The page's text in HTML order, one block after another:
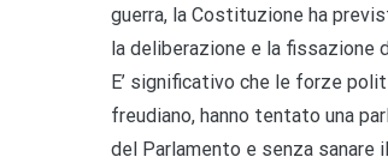
guerra, la Costituzione ha
la deliberazione e la fissazione
E’ significativo che le forze
freudiano, hanno tentato una
del Parlamento e senza